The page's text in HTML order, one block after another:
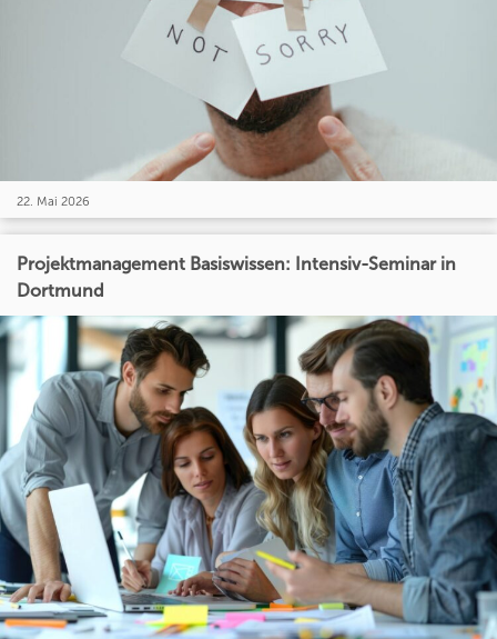
22. Mai 2026
Projektmanagement Basiswissen: Intensiv-Seminar in
Dortmund